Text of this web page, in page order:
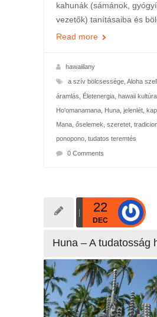
kahunák (sámánok,
vezetők) tanításaiba és
Read more
hawaiilany
a szív bölcsessége, Aloha
áramlás Életenergia, hawaii kultúra,
Ho'omanamana, Huna, jelenlét,
Mana, őselemek szeretet,
ponopono, tudatos teremtés
0 Comments
22
DEC
Huna – A tudatosság